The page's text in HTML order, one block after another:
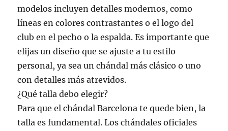
modelos incluyen detalles modernos, como
líneas en colores contrastantes o el logo del
club en el pecho o la espalda. Es importante que
elijas un diseño que se ajuste a tu estilo
personal, ya sea un chándal más clásico o uno
con detalles más atrevidos.
¿Qué talla debo elegir?
Para que el chándal Barcelona te quede bien, la
talla es fundamental. Los chándales oficiales